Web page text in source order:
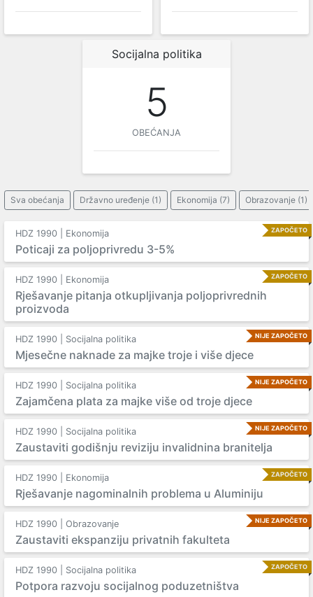
Socijalna politika
5
OBEĆANJA
Sva obećanja Državno uređenje (1) Ekonomija (7) Obrazovanje (1)
ZAPOČETO
HDZ 1990 | Ekonomija
Poticaji za poljoprivredu 3-5%
ZAPOČETO
HDZ 1990 | Ekonomija
Rješavanje pitanja otkupljivanja poljoprivrednih
proizvoda
NIJE ZAPOČETO
HDZ 1990 | Socijalna politika
Mjesečne naknade za majke troje i više djece
NIJE ZAPOČETO
HDZ 1990 | Socijalna politika
Zajamčena plata za majke više od troje djece
NIJE ZAPOČETO
HDZ 1990 | Socijalna politika
Zaustaviti godišnju reviziju invalidnina branitelja
ZAPOČETO
HDZ 1990 | Ekonomija
Rješavanje nagominalnih problema u Aluminiju
NIJE ZAPOČETO
HDZ 1990 | Obrazovanje
Zaustaviti ekspanziju privatnih fakulteta
ZAPOČETO
HDZ 1990 | Socijalna politika
Potpora razvoju socijalnog poduzetništva